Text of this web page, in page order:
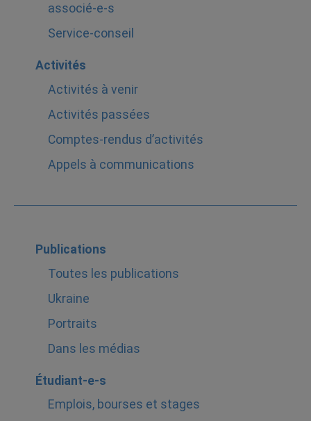
associé-e-s
Service-conseil
Activités
Activités à venir
Activités passées
Comptes-rendus d’activités
Appels à communications
Publications
Toutes les publications
Ukraine
Portraits
Dans les médias
Étudiant-e-s
Emplois, bourses et stages